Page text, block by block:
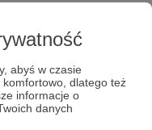
abyś w czasie
komfortowo, dlatego też
informacje o
danych
Patronów
być zalogowany